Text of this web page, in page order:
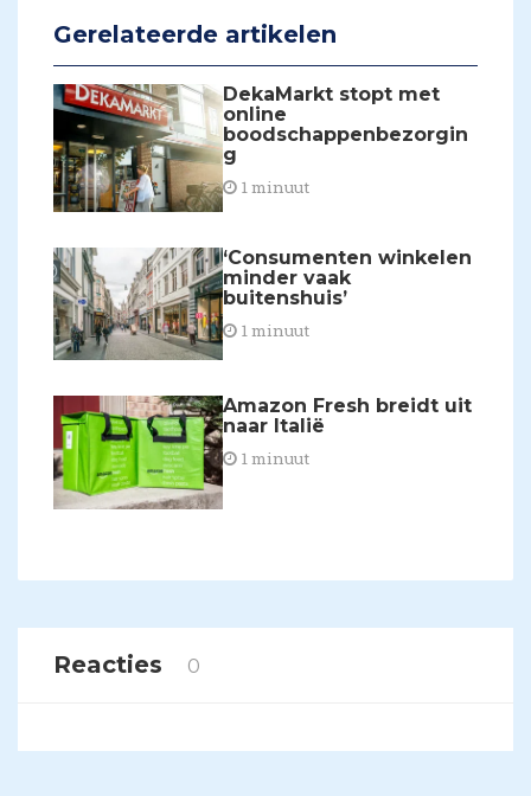
Gerelateerde artikelen
DekaMarkt stopt met
online
boodschappenbezorgin
g
1 minuut
‘Consumenten winkelen
minder vaak
buitenshuis’
1 minuut
Amazon Fresh breidt uit
naar Italië
1 minuut
Reacties 0